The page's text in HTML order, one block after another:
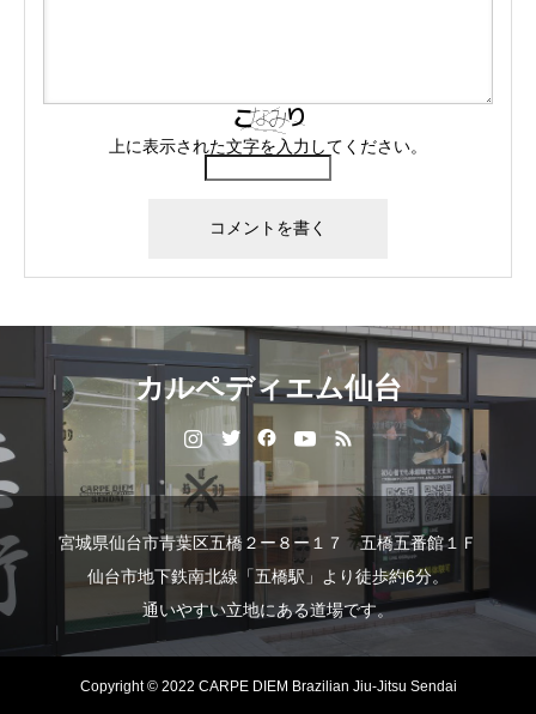
上に表示された文字を入力してください。
カルペディエム仙台
宮城県仙台市青葉区五橋２ー８ー１７ 五橋五番館１Ｆ
仙台市地下鉄南北線「五橋駅」より徒歩約6分。
通いやすい立地にある道場です。
Copyright © 2022 CARPE DIEM Brazilian Jiu-Jitsu Sendai